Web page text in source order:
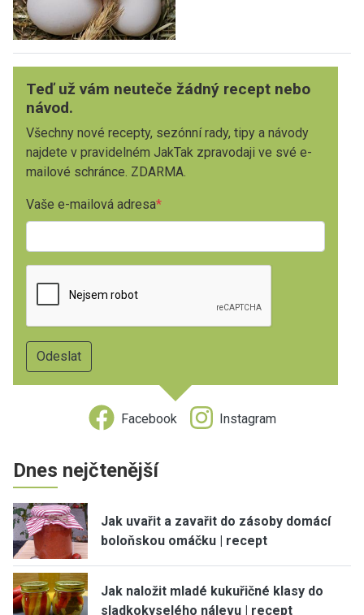
Teď už vám neuteče žádný recept nebo
návod.
Všechny nové recepty, sezónní rady, tipy a návody
najdete v pravidelném JakTak zpravodaji ve své e-
mailové schránce. ZDARMA.
Vaše e-mailová adresa
Facebook Instagram
Dnes nejčtenější
Jak uvařit a zavařit do zásoby domácí
boloňskou omáčku | recept
Jak naložit mladé kukuřičné klasy do
sladkokyselého nálevu | recept